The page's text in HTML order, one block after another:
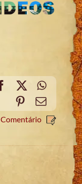
Facebook
Pinterest
Email
Comentário